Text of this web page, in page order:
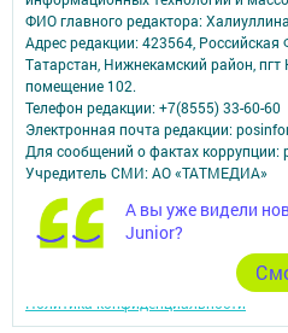
А вы уже видели
Junior?
ФИО главного редактора:
Адрес редакции: 423564, Российская
Татарстан, Нижнекамский район,
помещение 102.
Телефон редакции: +7(8555) 33-60-60
Электронная почта редакции:
Для сообщений о фактах коррупции:
Учредитель СМИ: АО «ТАТМЕДИА»
Антикоррупционная политика
АО «ТАТМЕДИА» использует «cookie»
удобства пользователей сайтом.
Использование «cookie» можно
Политика конфиденциальности